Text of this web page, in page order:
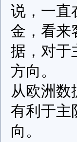
说，一直
金，看来
据，对于
方向。
从欧洲数
有利于主
向。